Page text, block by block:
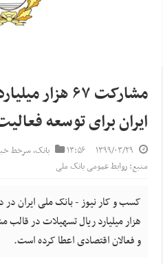
مشارکت ۶۷
ایران برای توسعه
۱۳۹۹/۰۳/۲۹ ۱۳:۵۶ بانک,سرخط
منبع: روابط عمومی بانک ملی
هزار میلیارد ریال تسهیلات در
و فعالان اقتصادی اعطا کرده است.